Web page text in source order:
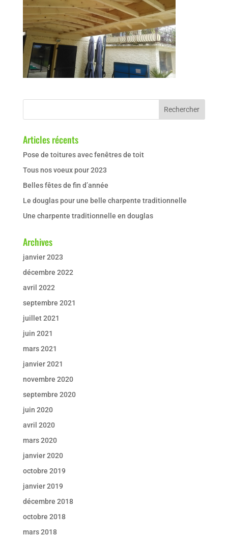
Articles récents
Pose de toitures avec fenêtres de toit
Tous nos voeux pour 2023
Belles fêtes de fin d’année
Le douglas pour une belle charpente traditionnelle
Une charpente traditionnelle en douglas
Archives
janvier 2023
décembre 2022
avril 2022
septembre 2021
juillet 2021
juin 2021
mars 2021
janvier 2021
novembre 2020
septembre 2020
juin 2020
avril 2020
mars 2020
janvier 2020
octobre 2019
janvier 2019
décembre 2018
octobre 2018
mars 2018